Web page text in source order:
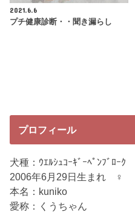
2021.6.6
プチ健康診断・・聞き漏らし
プロフィール
犬種：ｳｴﾙｼｭｺｰｷﾞｰﾍﾟﾝﾌﾞﾛｰｸ
2006年6月29日生まれ ♀
本名：kuniko
愛称：くうちゃん